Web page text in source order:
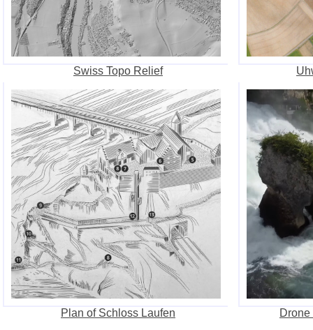
Swiss Topo Relief
Plan of Schloss Laufen